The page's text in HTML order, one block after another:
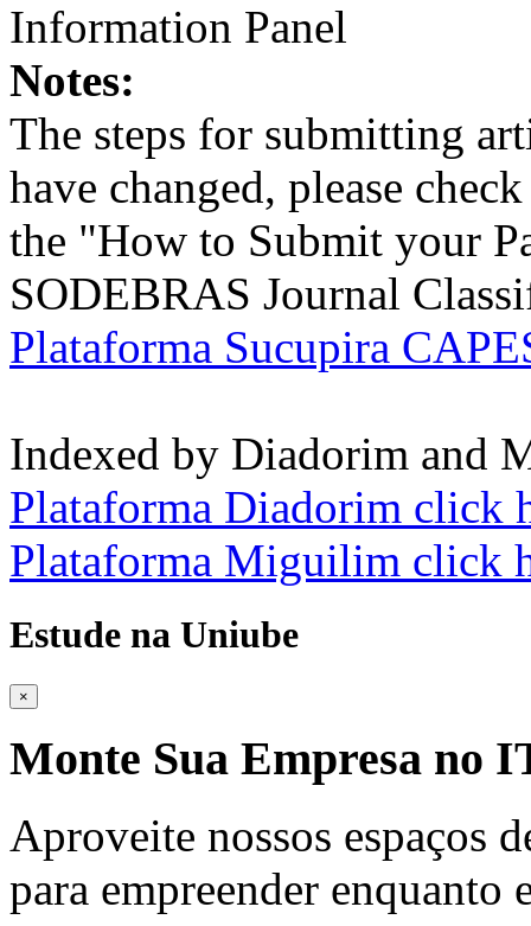
Information Panel
Notes:
The steps for submitting
have changed, please
the "How to Submit your
SODEBRAS Journal
Plataforma Sucupira
Indexed by Diadorim and
Plataforma Diadorim click
Plataforma Miguilim click
Estude na Uniube
×
Monte Sua Empresa no
Aproveite nossos espaços
para empreender enquanto